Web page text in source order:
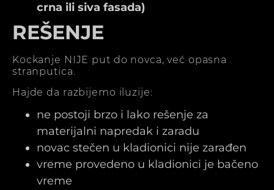
crna ili siva fasada)
REŠENJE
Kockanje NIJE put do novca, već opasna
stranputica.
Hajde da razbijemo iluzije:
ne postoji brzo i lako rešenje za
materijalni napredak i zaradu
novac stečen u kladionici nije zarađen
vreme provedeno u kladionici je bačeno
vreme